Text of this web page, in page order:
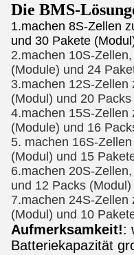
Die BMS-
1.machen 8S-Zellen
und 30 Pakete
2.machen 10S-
(Module) und 24
3.machen 12S-Zellen
(Modul) und 20
4.machen 15S-Zellen
(Module) und 16
5. machen 16S-
(Modul) und 15
6.machen 20S-
und 12 Packs
7.machen 24S-Zellen
(Modul) und 10
Aufmerksamkeit!:
Batteriekapazität